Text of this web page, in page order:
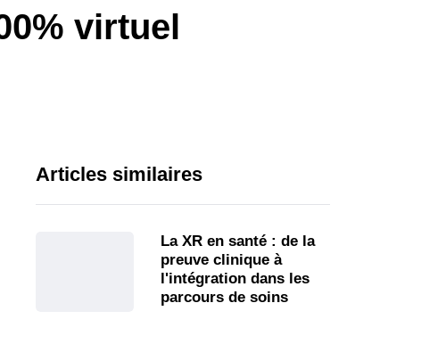
virtuel
Articles similaires
La XR en santé : de la
preuve clinique à
l'intégration dans les
parcours de soins